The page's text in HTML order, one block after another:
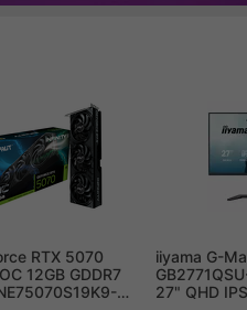
RTX 5070
12GB GDDR7
iiyama G-
27" QHD